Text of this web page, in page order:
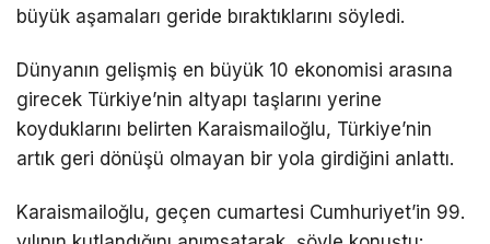
büyük aşamaları geride bıraktıklarını söyledi.
Dünyanın gelişmiş en büyük 10 ekonomisi arasına
girecek Türkiye’nin altyapı taşlarını yerine
koyduklarını belirten Karaismailoğlu, Türkiye’nin
artık geri dönüşü olmayan bir yola girdiğini anlattı.
Karaismailoğlu, geçen cumartesi Cumhuriyet’in 99.